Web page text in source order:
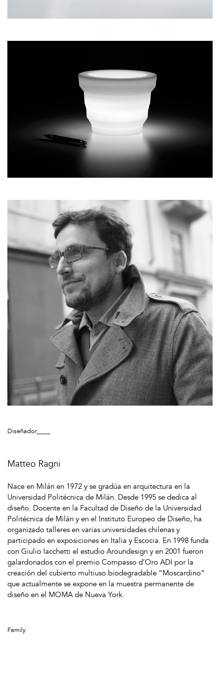
Diseñador____
Matteo Ragni
Nace en Milán en 1972 y se gradúa en arquitectura en la
Universidad Politécnica de Milán. Desde 1995 se dedica al
diseño. Docente en la Facultad de Diseño de la Universidad
Politécnica de Milán y en el Instituto Europeo de Diseño, ha
organizado talleres en varias universidades chilenas y
participado en exposiciones en Italia y Escocia. En 1998 funda
con Giulio Iacchetti el estudio Aroundesign y en 2001 fueron
galardonados con el premio Compasso d’Oro ADI por la
creación del cubierto multiuso biodegradable “Moscardino”
que actualmente se expone en la muestra permanente de
diseño en el MOMA de Nueva York.
Family